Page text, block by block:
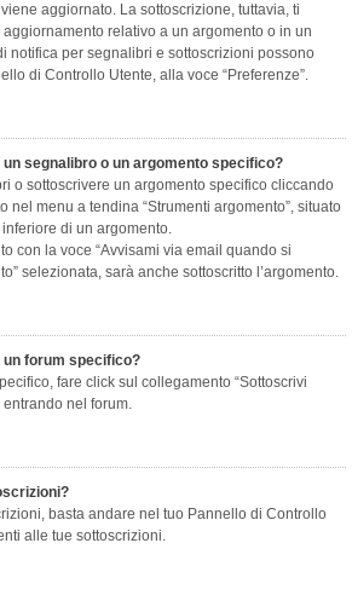
aggiornato. La sottoscrizione, tuttavia, ti
relativo a un argomento o in un
notifica per segnalibri e sottoscrizioni possono
di Controllo Utente, alla voce “Preferenze”.
segnalibro o un argomento specifico?
o sottoscrivere un argomento specifico cliccando
nel menu a tendina “Strumenti argomento”, situato
di un argomento.
con la voce “Avvisami via email quando si
selezionata, sarà anche sottoscritto l’argomento.
forum specifico?
fare click sul collegamento “Sottoscrivi
nel forum.
basta andare nel tuo Pannello di Controllo
alle tue sottoscrizioni.